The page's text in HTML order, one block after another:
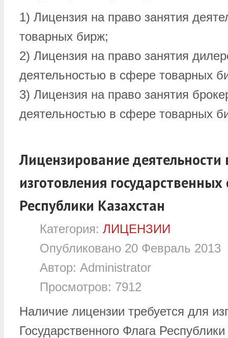
1) Лицензия на право занятия
товарных бирж;
2) Лицензия на право занятия
деятельностью в сфере товарных
3) Лицензия на право занятия
деятельностью в сфере товарных
Лицензирование деятельности
изготовления
Республики Казахстан
Категория: ЛИЦЕНЗИИ
Опубликовано 20 Февраль 2013
Автор: Administrator
Просмотров: 7912
Наличие лицензии требуется для
Государственного Флага